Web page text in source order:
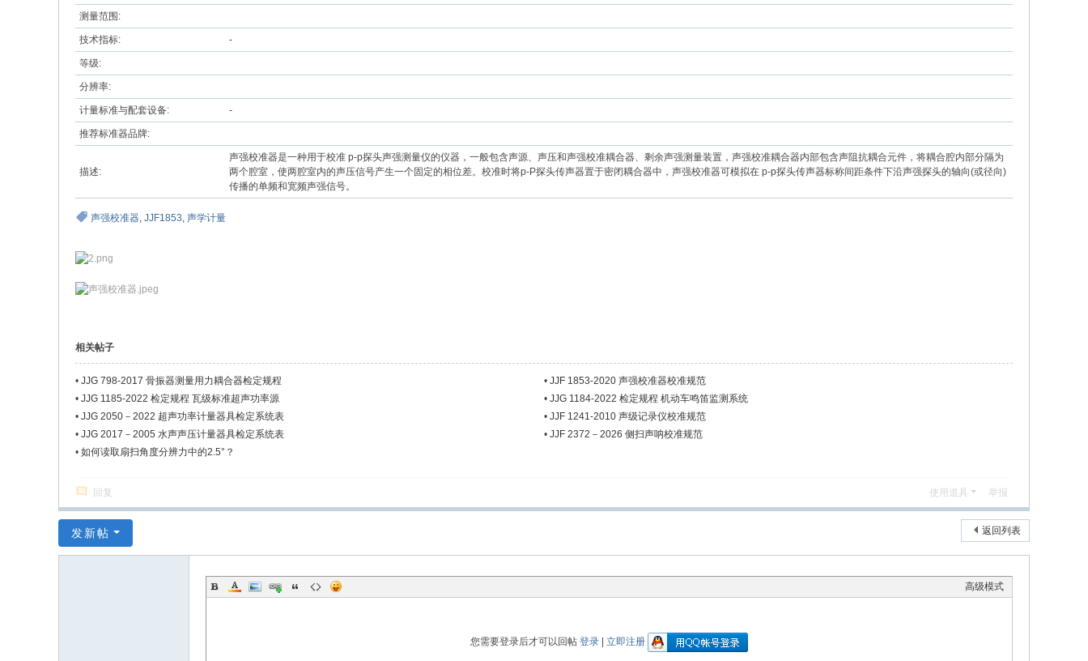
测量范围:
技术指标: -
等级:
分辨率:
计量标准与配套设备: -
推荐标准器品牌:
描述:
声强校准器是一种用于校准 p-p探头声强测量仪的仪器，一般包含声源、声压和声强校准耦合器、剩余声强测量装置，声强校准耦合器内部包含声阻抗耦合元件，将耦合腔内部分隔为
两个腔室，使两腔室内的声压信号产生一个固定的相位差。校准时将p-P探头传声器置于密闭耦合器中，声强校准器可模拟在 p-p探头传声器标称间距条件下沿声强探头的轴向(或径向)
传播的单频和宽频声强信号。
声强校准器, JJF1853, 声学计量
相关帖子
• JJG 798-2017 骨振器测量用力耦合器检定规程 • JJF 1853-2020 声强校准器校准规范
• JJG 1185-2022 检定规程 瓦级标准超声功率源 • JJG 1184-2022 检定规程 机动车鸣笛监测系统
• JJG 2050－2022 超声功率计量器具检定系统表 • JJF 1241-2010 声级记录仪校准规范
• JJG 2017－2005 水声声压计量器具检定系统表 • JJF 2372－2026 侧扫声呐校准规范
• 如何读取扇扫角度分辨力中的2.5°？
回复 使用道具 举报
返回列表
发新帖
高级模式
您需要登录后才可以回帖 登录 立即注册